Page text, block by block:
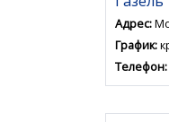
Адрес:
График:
Телефон: